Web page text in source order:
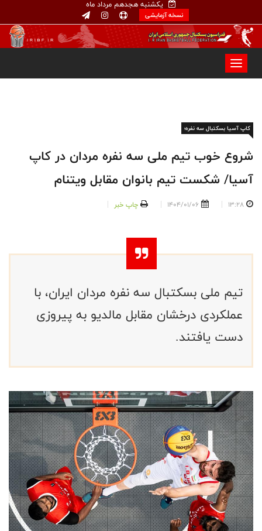
یکشنبه هجدهم مرداد ماه
نسخه آزمایشی
کاپ آسیا بسکتبال سه نفره؛
شروع خوب تیم ملی سه نفره مردان در کاپ
آسیا/ شکست تیم بانوان مقابل ویتنام
13:28
1404/01/06 چاپ خبر
تیم ملی بسکتبال سه نفره مردان ایران، با
عملکردی درخشان مقابل مالدیو به پیروزی
دست یافتند.